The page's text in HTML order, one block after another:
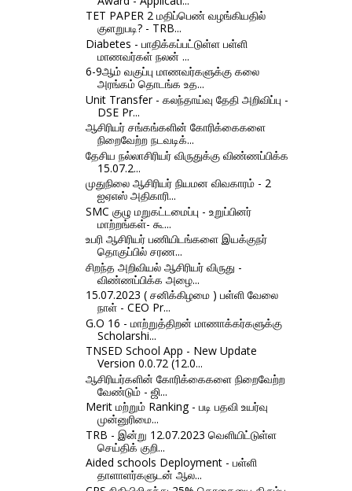
TET PAPER 2 மதிப்பெண் வழங்கியதில்
குளறுபடி? - TRB...
Diabetes - பாதிக்கப்பட்டுள்ள பள்ளி
மாணவர்கள் நலன் ...
6-9ஆம் வகுப்பு மாணவர்களுக்கு கலை
அரங்கம் தொடங்க உத...
Unit Transfer - கலந்தாய்வு தேதி அறிவிப்பு -
DSE Pr...
ஆசிரியர் சங்கங்களின் கோரிக்கைகளை
நிறைவேற்ற நடவடிக்...
தேசிய நல்லாசிரியர் விருதுக்கு விண்ணப்பிக்க
15.07.2...
முதுநிலை ஆசிரியர் நியமன விவகாரம் - 2
ஐஏஎஸ் அதிகாரி...
SMC குழு மறுகட்டமைப்பு - உறுப்பினர்
மாற்றங்கள்- கூ...
உபரி ஆசிரியர் பணியிடங்களை இயக்குநர்
தொகுப்பில் சரண...
சிறந்த அறிவியல் ஆசிரியர் விருது -
விண்ணப்பிக்க அழை...
15.07.2023 ( சனிக்கிழமை ) பள்ளி வேலை
நாள் - CEO Pr...
G.O 16 - மாற்றுத்திறன் மாணாக்கர்களுக்கு
Scholarshi...
TNSED School App - New Update
Version 0.0.72 (12.0...
ஆசிரியர்களின் கோரிக்கைகளை நிறைவேற்ற
வேண்டும் - ஜி...
Merit மற்றும் Ranking - படி பதவி உயர்வு
முன்னுரிமை...
TRB - இன்று 12.07.2023 வெளியிட்டுள்ள
செய்திக் குறி...
Aided schools Deployment - பள்ளி
தாளாளர்களுடன் ஆல...